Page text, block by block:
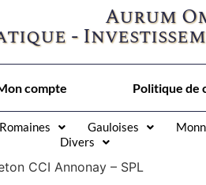
Aurum
-
compte Politique de
Romaines Gauloises
Divers
CCI Annonay – SPL